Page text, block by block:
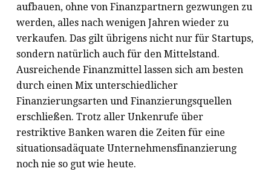
aufbauen, ohne von Finanzpartnern gezwungen zu
werden, alles nach wenigen Jahren wieder zu
verkaufen. Das gilt übrigens nicht nur für Startups,
sondern natürlich auch für den Mittelstand.
Ausreichende Finanzmittel lassen sich am besten
durch einen Mix unterschiedlicher
Finanzierungsarten und Finanzierungsquellen
erschließen. Trotz aller Unkenrufe über
restriktive Banken waren die Zeiten für eine
situationsadäquate Unternehmensfinanzierung
noch nie so gut wie heute.